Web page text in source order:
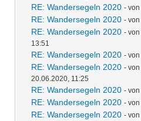
RE: Wandersegeln 2020 - von
RE: Wandersegeln 2020 - von
RE: Wandersegeln 2020 - von
13:51
RE: Wandersegeln 2020 - von
RE: Wandersegeln 2020 - von
20.06.2020, 11:25
RE: Wandersegeln 2020 - von
RE: Wandersegeln 2020 - von
RE: Wandersegeln 2020 - von